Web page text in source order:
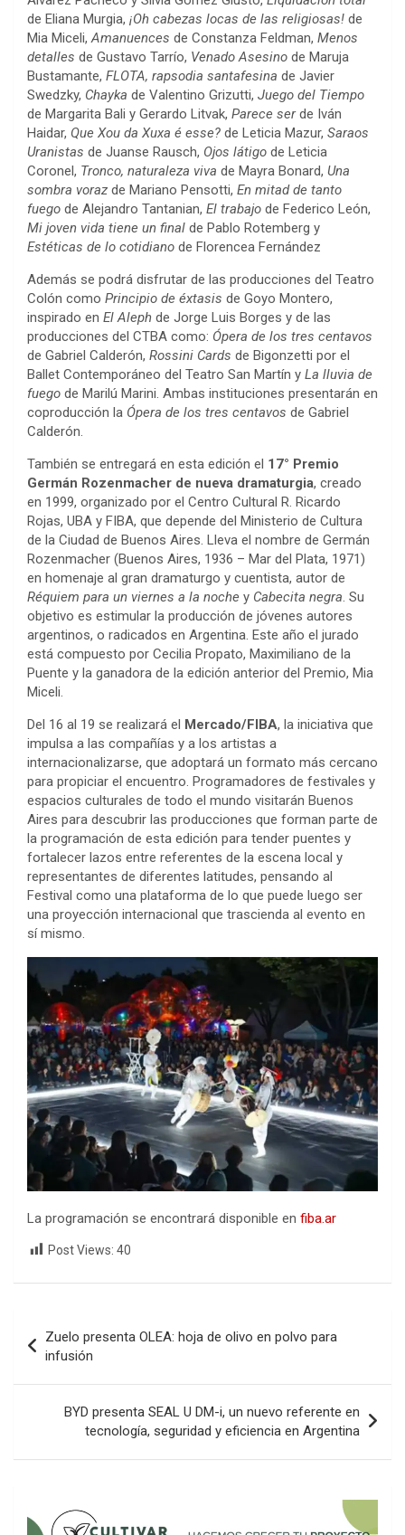
de Eliana Murgia, ¡Oh cabezas locas de las religiosas! de
Mia Miceli,Amanuences de Constanza Feldman, Menos
detalles de Gustavo Tarrío, Venado Asesino de Maruja
Bustamante, FLOTA, rapsodia santafesina de Javier
Swedzky, Chayka de Valentino Grizutti, Juego del Tiempo
de Margarita Bali y Gerardo Litvak, Parece serde Iván
Haidar, Que Xou da Xuxa é esse? de Leticia Mazur, Saraos
Uranistas de Juanse Rausch, Ojos látigo de Leticia
Coronel, Tronco, naturaleza viva de Mayra Bonard, Una
sombra voraz de Mariano Pensotti, En mitad de tanto
fuego de Alejandro Tantanian, El trabajo de Federico León,
Mi joven vida tiene un final de Pablo Rotemberg y
Estéticas de lo cotidiano de Florencea Fernández
Además se podrá disfrutar de las producciones del Teatro
Colón como Principio de éxtasis de Goyo Montero,
inspirado en El Aleph de Jorge Luis Borges y de las
producciones del CTBA como: Ópera de los tres centavos
de Gabriel Calderón, Rossini Cards de Bigonzetti por el
Ballet Contemporáneo del Teatro San Martín y La lluvia de
fuego de Marilú Marini. Ambas instituciones presentarán en
coproducción la Ópera de los tres centavos de Gabriel
Calderón.
También se entregará en esta edición el 17° Premio
Germán Rozenmacher de nueva dramaturgia, creado
en 1999, organizado por el Centro Cultural R. Ricardo
Rojas, UBA y FIBA, que depende del Ministerio de Cultura
de la Ciudad de Buenos Aires. Lleva el nombre de Germán
Rozenmacher (Buenos Aires, 1936 – Mar del Plata, 1971)
en homenaje al gran dramaturgo y cuentista, autor de
Réquiem para un viernes a la noche y Cabecita negra. Su
objetivo es estimular la producción de jóvenes autores
argentinos, o radicados en Argentina. Este año el jurado
está compuesto por Cecilia Propato, Maximiliano de la
Puente y la ganadora de la edición anterior del Premio, Mia
Miceli.
Del 16 al 19 se realizará el Mercado/FIBA, la iniciativa que
impulsa a las compañías y a los artistas a
internacionalizarse, que adoptará un formato más cercano
para propiciar el encuentro. Programadores de festivales y
espacios culturales de todo el mundo visitarán Buenos
Aires para descubrir las producciones que forman parte de
la programación de esta edición para tender puentes y
fortalecer lazos entre referentes de la escena local y
representantes de diferentes latitudes, pensando al
Festival como una plataforma de lo que puede luego ser
una proyección internacional que trascienda al evento en
sí mismo.
La programación se encontrará disponible en fiba.ar
Post Views: 40
de
entradas
Zuelo presenta OLEA: hoja de olivo en polvo para
infusión
BYD presenta SEAL U DM-i, un nuevo referente en
tecnología, seguridad y eficiencia en Argentina